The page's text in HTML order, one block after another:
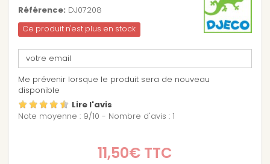
Référence: DJ07208
Ce produit n'est plus en stock
Me prévenir lorsque le produit sera de nouveau
disponible
Lire l'avis
Note moyenne : 9/10 - Nombre d'avis : 1
11,50€ TTC